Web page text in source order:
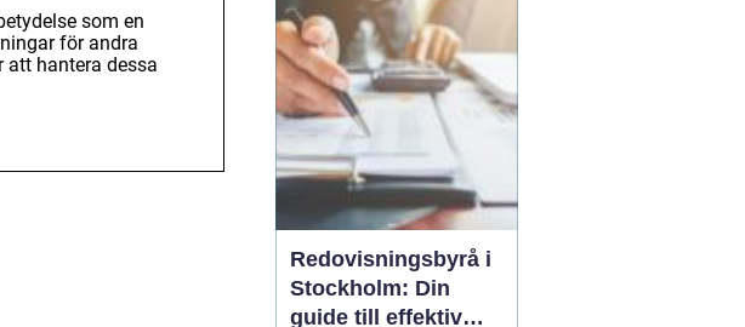
som en
för andra
hantera dessa
Redovisningsbyrå i
Stockholm: Din
guide till effektiv